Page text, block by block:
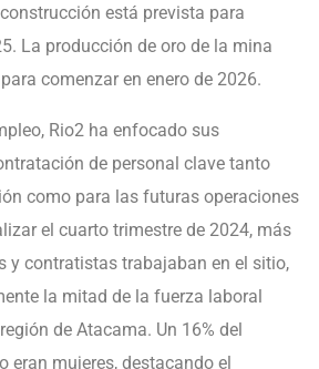
está prevista para
La producción de oro de la mina
comenzar en enero de 2026.
Rio2 ha enfocado sus
de personal clave tanto
como para las futuras operaciones
el cuarto trimestre de 2024, más
y contratistas trabajaban en el sitio,
la mitad de la fuerza laboral
de Atacama. Un 16% del
eran mujeres, destacando el